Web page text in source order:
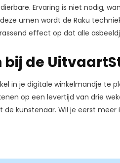
Ervaring is niet nodig,
urnen wordt de Raku
effect op dat alle
bij de
in je digitale winkelmandje te
op een levertijd van drie
kunstenaar. Wil je eerst